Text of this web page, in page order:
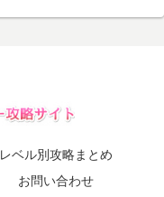
レベル別攻略まとめ
お問い合わせ